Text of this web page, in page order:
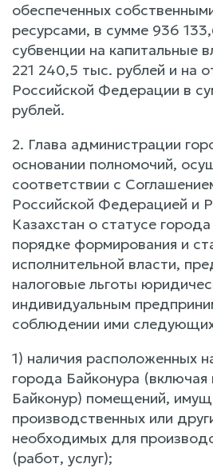
обеспеченных
ресурсами, в сумме 936
субвенции на капитальные
221 240,5 тыс. рублей и на
Российской Федерации в
рублей.
2. Глава администрации
основании полномочий,
соответствии с
Российской Федерацией и
Казахстан о статусе
порядке формирования и
исполнительной власти,
налоговые льготы
индивидуальным
соблюдении ими
1) наличия расположенных
города Байконура
Байконур) помещений,
производственных или
необходимых для
(работ, услуг);